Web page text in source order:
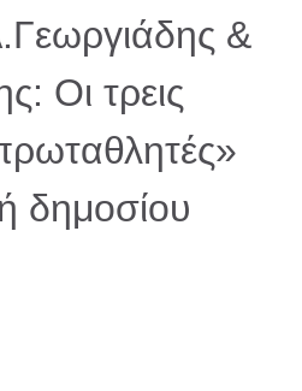
&
Οι τρεις
δημοσίου